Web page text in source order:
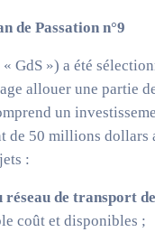
de Passation n°9
GdS ») a été
allouer une partie
un
50 millions
:
de transport de
coût et disponibles ;